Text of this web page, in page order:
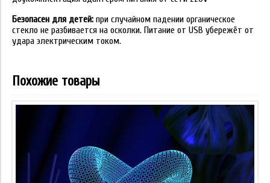
Безопасен для детей: при случайном падении органическое
стекло не разбивается на осколки. Питание от USB убережёт от
удара электрическим током.
Похожие товары